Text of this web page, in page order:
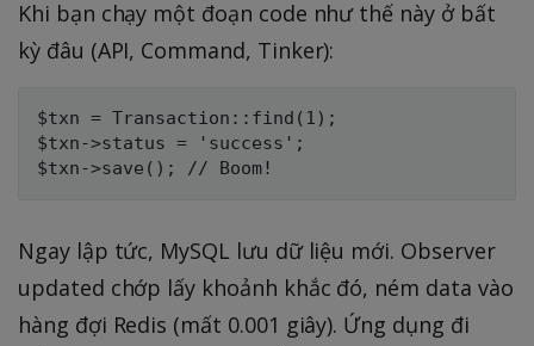
Khi bạn chạy một đoạn code như thế này ở bất
kỳ đâu (API, Command, Tinker):
$txn = Transaction::find(1);
$txn->status = 'success';
Ngay lập tức, MySQL lưu dữ liệu mới. Observer
updated chớp lấy khoảnh khắc đó, ném data vào
hàng đợi Redis (mất 0.001 giây). Ứng dụng đi